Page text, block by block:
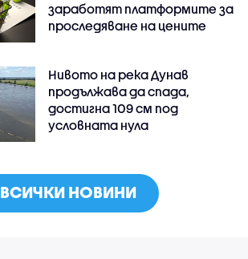
заработят платформите за
проследяване на цените
Нивото на река Дунав
продължава да спада,
достигна 109 см под
условната нула
ВСИЧКИ НОВИНИ